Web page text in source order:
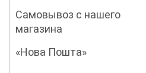
Самовывоз с нашего
магазина
«Нова Пошта»